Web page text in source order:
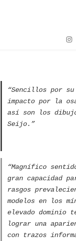
“Sencillos por
impacto por la
así son los
Seijo.”
“Magnífico
gran capacidad
rasgos
modelos en los
elevado dominio
lograr una
con trazos